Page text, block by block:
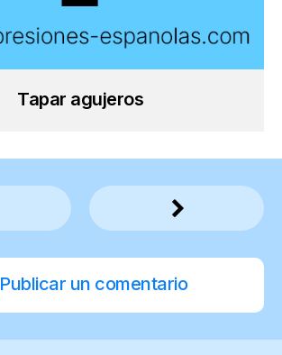
Tapar agujeros
Publicar un comentario